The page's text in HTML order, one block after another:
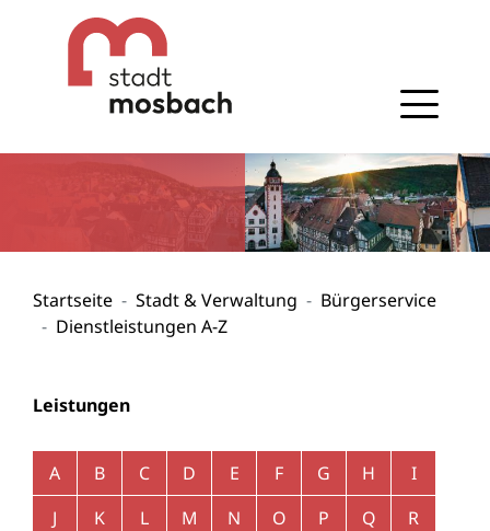
Gehe zum Navigationsbereich
Gehe zum Inhalt
Startseite Stadt & Verwaltung
Bürgerservice
Dienstleistungen A-Z
Leistungen
Alphabetisches Register überspringen
A B C D E F G H
I
J
K L M N O P Q
R